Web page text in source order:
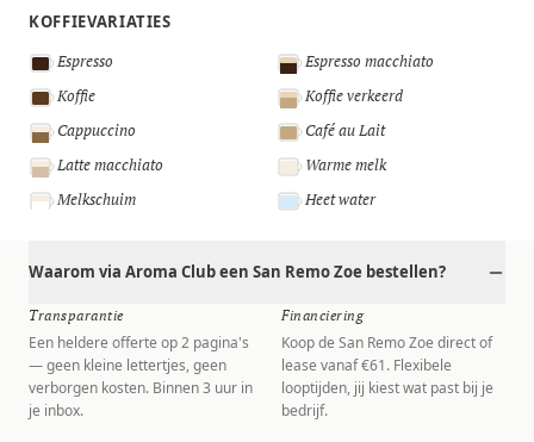
KOFFIEVARIATIES
Espresso
Espresso macchiato
Koffie
Koffie verkeerd
Cappuccino
Café au Lait
Latte macchiato
Warme melk
Melkschuim
Heet water
Waarom via Aroma Club een San Remo Zoe bestellen?
Transparantie
Een heldere offerte op 2 pagina's
— geen kleine lettertjes, geen
verborgen kosten. Binnen 3 uur in
je inbox.
Financiering
Koop de San Remo Zoe direct of
lease vanaf €61. Flexibele
looptijden, jij kiest wat past bij je
bedrijf.